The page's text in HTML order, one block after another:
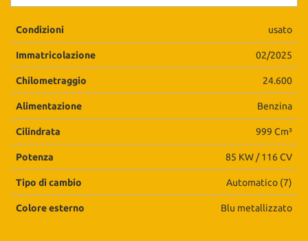
Condizioni usato
Immatricolazione 02/2025
Chilometraggio 24.600
Alimentazione Benzina
Cilindrata 999 Cm³
Potenza 85 KW / 116 CV
Tipo di cambio Automatico (7)
Colore esterno Blu metallizzato
strumenti
di
tracciamento
si
rimanda
alla
cookie
Puoi
modificare
tue